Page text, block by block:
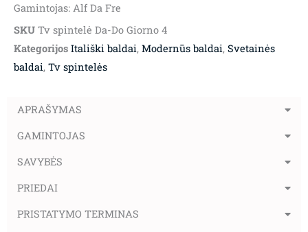
Gamintojas: Alf Da Fre
SKU Tv spintelė Da-Do Giorno 4
Kategorijos Itališki baldai, Modernūs baldai, Svetainės
baldai, Tv spintelės
APRAŠYMAS
GAMINTOJAS
SAVYBĖS
PRIEDAI
PRISTATYMO TERMINAS